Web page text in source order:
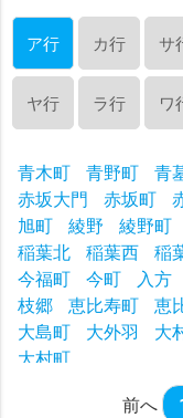
ア行 カ行 サ
ヤ行 ラ行 ワ
青木町 青野町 青
赤坂大門
赤坂町
旭町
綾野 綾野町
稲葉北
稲葉西 稲
今福町
今町 入方
枝郷
恵比寿町 恵
大島町
大外羽 大
大村町
前へ